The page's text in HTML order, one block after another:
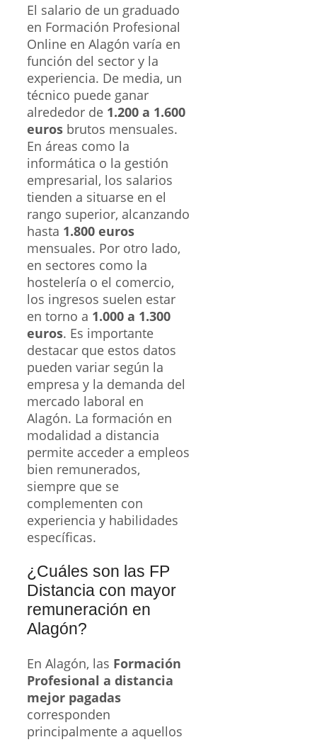
El salario de un graduado
en Formación Profesional
Online en Alagón varía en
función del sector y la
experiencia. De media, un
técnico puede ganar
alrededor de 1.200 a 1.600
euros brutos mensuales.
En áreas como la
informática o la gestión
empresarial, los salarios
tienden a situarse en el
rango superior, alcanzando
hasta 1.800 euros
mensuales. Por otro lado,
en sectores como la
hostelería o el comercio,
los ingresos suelen estar
en torno a 1.000 a 1.300
euros. Es importante
destacar que estos datos
pueden variar según la
empresa y la demanda del
mercado laboral en
Alagón. La formación en
modalidad a distancia
permite acceder a empleos
bien remunerados,
siempre que se
complementen con
experiencia y habilidades
específicas.
¿Cuáles son las FP
Distancia con mayor
remuneración en
Alagón?
En Alagón, las Formación
Profesional a distancia
mejor pagadas
corresponden
principalmente a aquellos